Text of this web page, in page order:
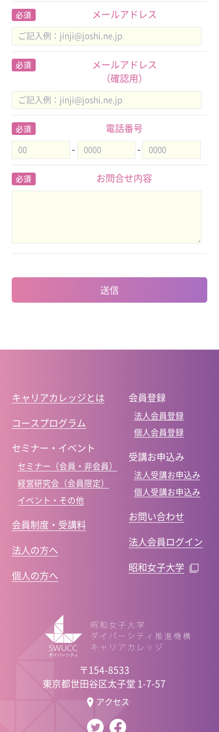
メールアドレス
必須
メールアドレス
（確認用）
必須
電話番号
必須
- -
お問合せ内容
必須
〒154-8533
東京都世田谷区太子堂 1-7-57
アクセス
キャリアカレッジとは
コースプログラム
セミナー・イベント
セミナー（会員・非会員）
経営研究会（会員限定）
イベント・その他
会員制度・受講料
法人の方へ
個人の方へ
会員登録
法人会員登録
個人会員登録
受講お申込み
法人受講お申込み
個人受講お申込み
お問い合わせ
法人会員ログイン
昭和女子大学